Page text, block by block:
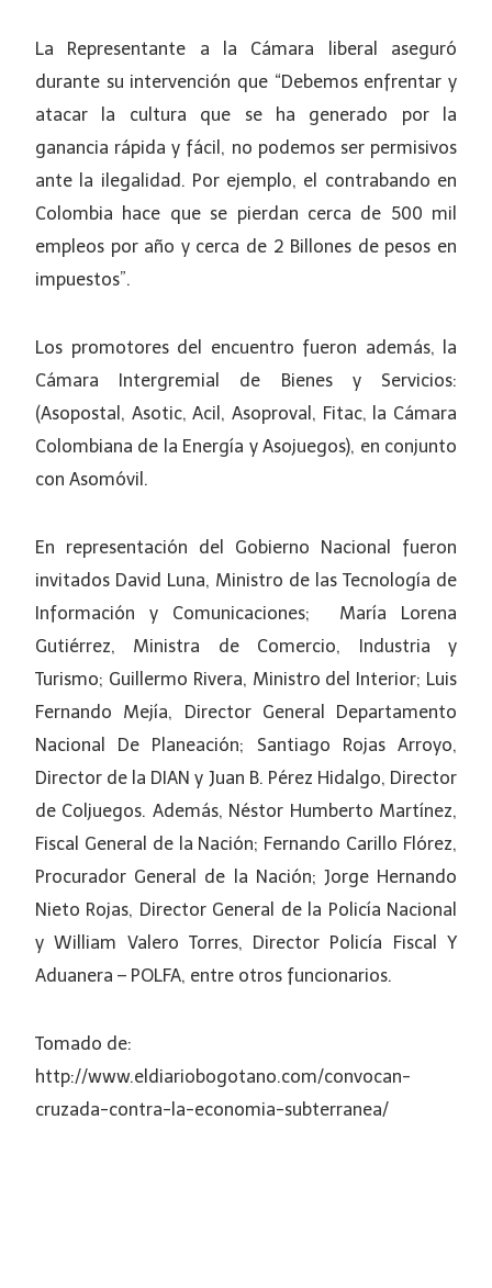
La Representante a la Cámara liberal aseguró
durante su intervención que “Debemos enfrentar y
atacar la cultura que se ha generado por la
ganancia rápida y fácil, no podemos ser permisivos
ante la ilegalidad. Por ejemplo, el contrabando en
Colombia hace que se pierdan cerca de 500 mil
empleos por año y cerca de 2 Billones de pesos en
impuestos”.
Los promotores del encuentro fueron además, la
Cámara Intergremial de Bienes y Servicios:
(Asopostal, Asotic, Acil, Asoproval, Fitac, la Cámara
Colombiana de la Energía y Asojuegos), en conjunto
con Asomóvil.
En representación del Gobierno Nacional fueron
invitados David Luna, Ministro de las Tecnología de
Información y Comunicaciones; María Lorena
Gutiérrez, Ministra de Comercio, Industria y
Turismo; Guillermo Rivera, Ministro del Interior; Luis
Fernando Mejía, Director General Departamento
Nacional De Planeación; Santiago Rojas Arroyo,
Director de la DIAN y Juan B. Pérez Hidalgo, Director
de Coljuegos. Además, Néstor Humberto Martínez,
Fiscal General de la Nación; Fernando Carillo Flórez,
Procurador General de la Nación; Jorge Hernando
Nieto Rojas, Director General de la Policía Nacional
y William Valero Torres, Director Policía Fiscal Y
Aduanera – POLFA, entre otros funcionarios.
Tomado de:
http://www.eldiariobogotano.com/convocan-
cruzada-contra-la-economia-subterranea/